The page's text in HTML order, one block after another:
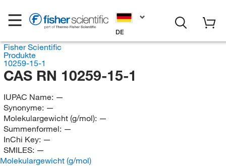
DE
Fisher Scientific
Produkte
10259-15-1
CAS RN 10259-15-1
IUPAC Name: —
Synonyme: —
Molekulargewicht (g/mol): —
Summenformel: —
InChi Key: —
SMILES: —
Molekulargewicht (g/mol)